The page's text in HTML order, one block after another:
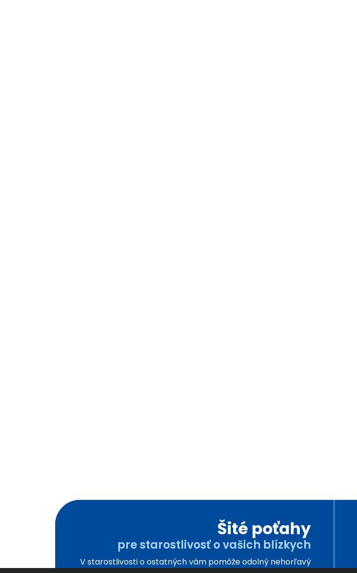
Šité poťahy
pre starostlivosť o vašich blízkych
V starostlivosti o ostatných vám pomôže odolný nehorľavý